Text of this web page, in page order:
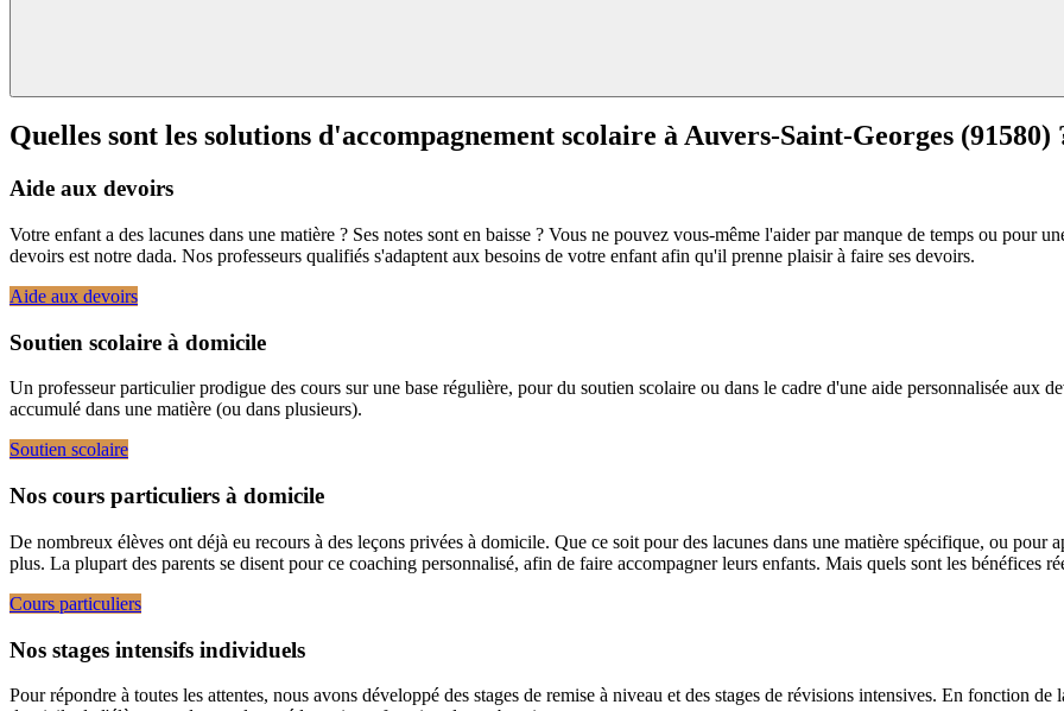
Quelles sont les solutions d'accompagnement scolaire àAuvers-Saint-Georges (91580)
Aide aux devoirs
Votre enfant a des lacunes dans une matière ? Ses notes sont en baisse ? Vous ne pouvez vous-même l'aider par manque de temps ou pour
devoirs est notre dada. Nos professeurs qualifiés s'adaptent aux besoins de votre enfant afin qu'il prenne plaisir à faire ses devoirs.
Aide aux devoirs
Soutien scolaire à domicile
Un professeur particulier prodigue des cours sur une base régulière, pour du soutien scolaire ou dans le cadre d'une aide personnalisée aux
accumulé dans une matière (ou dans plusieurs).
Soutien scolaire
Nos cours particuliers à domicile
De nombreux élèves ont déjà eu recours à des leçons privées à domicile. Que ce soit pour des lacunes dans une matière spécifique, ou pour
plus. La plupart des parents se disent pour ce coaching personnalisé, afin de faire accompagner leurs enfants. Mais quels sont les bénéfices
Cours particuliers
Nos stages intensifs individuels
Pour répondre à toutes les attentes, nous avons développé des stages de remise à niveau et des stages de révisions intensives. En fonction